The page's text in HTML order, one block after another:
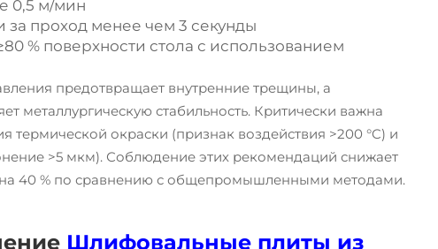
0,5 м/мин
проход менее чем 3 секунды
% поверхности стола с использованием
предотвращает внутренние трещины, а
металлургическую стабильность. Критически важна
термической окраски (признак воздействия >200 °C) и
>5 мкм). Соблюдение этих рекомендаций снижает
на 40 % по сравнению с общепромышленными методами.
Шлифовальные плиты из